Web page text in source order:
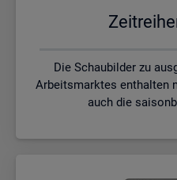
Die Schaubilder zu
Arbeitsmarktes enthalten
auch die